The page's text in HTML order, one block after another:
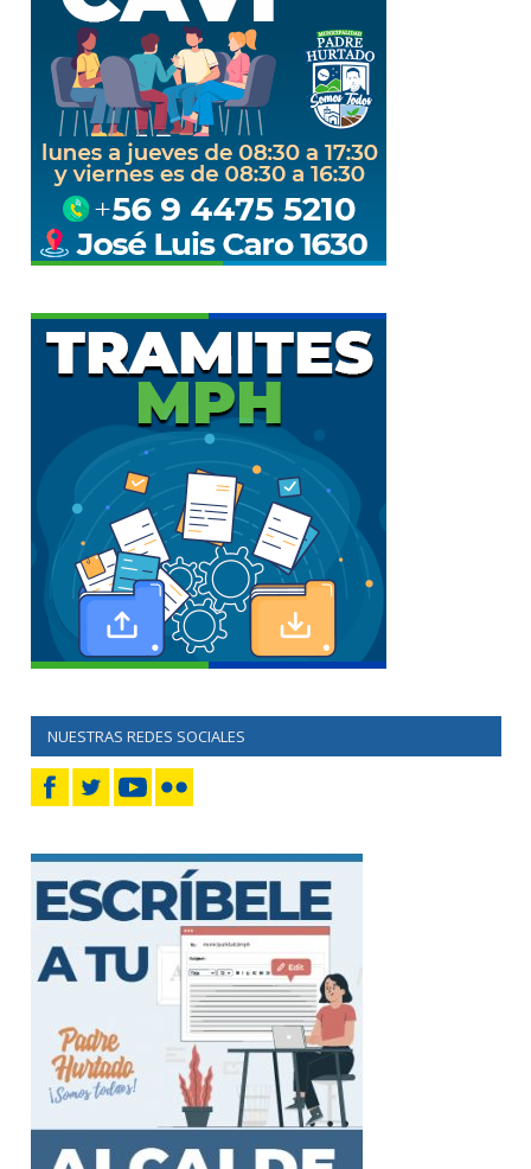
NUESTRAS REDES SOCIALES